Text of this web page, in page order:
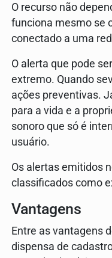
O recurso não
funciona mesmo se
conectado a uma
O alerta que pode
extremo. Quando
ações preventivas.
para a vida e a
sonoro que só é
usuário.
Os alertas emitidos
classificados como
Vantagens
Entre as vantagens
dispensa de